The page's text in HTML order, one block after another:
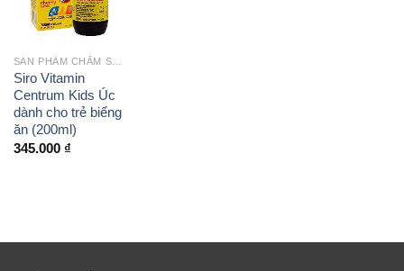
SẢN PHẨM CHĂM SÓC BÉ
Siro Vitamin
Centrum Kids Úc
dành cho trẻ biếng
ăn (200ml)
345.000 ₫